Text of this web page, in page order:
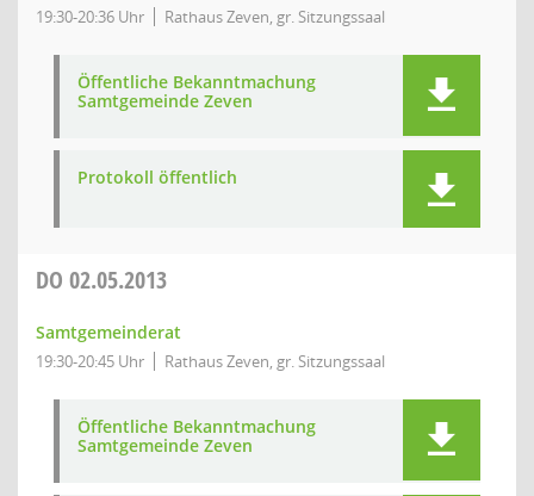
19:30-20:36 Uhr Rathaus Zeven, gr. Sitzungssaal
Öffentliche Bekanntmachung
Samtgemeinde Zeven
Protokoll öffentlich
DO 02.05.2013
Samtgemeinderat
19:30-20:45 Uhr Rathaus Zeven, gr. Sitzungssaal
Öffentliche Bekanntmachung
Samtgemeinde Zeven